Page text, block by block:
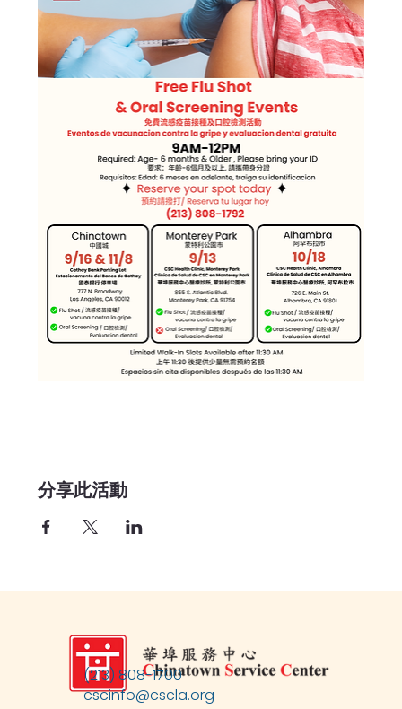
分享此活動
(213) 808-1700
cscinfo@cscla.org